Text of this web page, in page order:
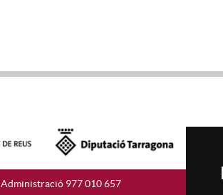
Administració 977 010 657